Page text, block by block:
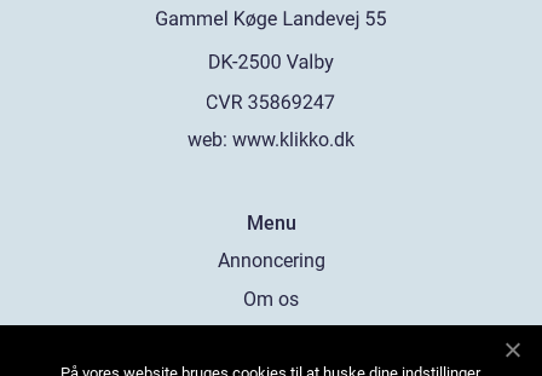
web: www.klikko.dk
Menu
Annoncering
Om os